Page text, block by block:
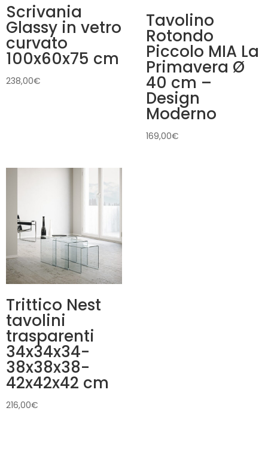
Scrivania
Glassy in vetro
curvato
100x60x75 cm
238,00€
Tavolino
Rotondo
Piccolo MIA La
Primavera Ø
40 cm –
Design
Moderno
169,00€
Trittico Nest
tavolini
trasparenti
34x34x34-
38x38x38-
42x42x42 cm
216,00€